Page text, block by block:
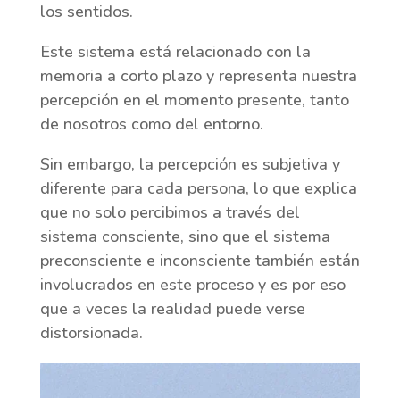
los sentidos.
Este sistema está relacionado con la
memoria a corto plazo y representa nuestra
percepción en el momento presente, tanto
de nosotros como del entorno.
Sin embargo, la percepción es subjetiva y
diferente para cada persona, lo que explica
que no solo percibimos a través del
sistema consciente, sino que el sistema
preconsciente e inconsciente también están
involucrados en este proceso y es por eso
que a veces la realidad puede verse
distorsionada.